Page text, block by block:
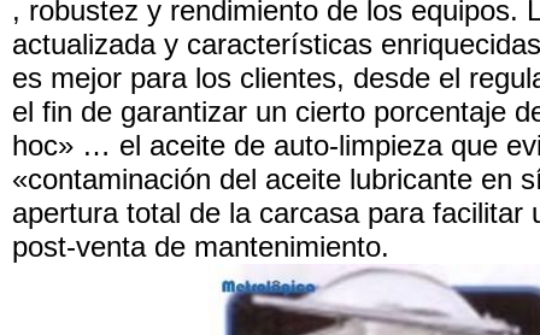
, robustez y rendimiento de los equipos.
actualizada y características
es mejor para los clientes, desde el
el fin de garantizar un cierto porcentaje
hoc» … el aceite de auto-limpieza que
«contaminación del aceite lubricante en
apertura total de la carcasa para facilitar
post-venta de mantenimiento.